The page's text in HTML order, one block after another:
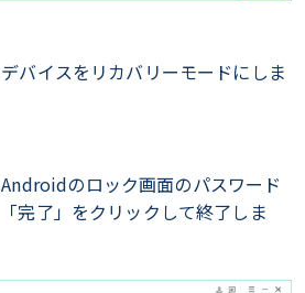
バイスをリカバリーモードにしま
のロック画面のパスワード
完了」をクリックして終了しま